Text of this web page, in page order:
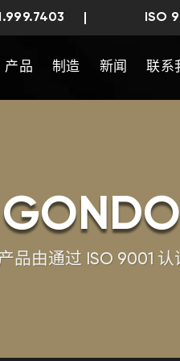
ISO
产品 制造 新闻 联系
品由通过 ISO 9001